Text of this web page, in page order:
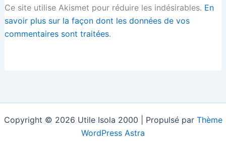
Ce site utilise Akismet pour réduire les indésirables. En
savoir plus sur la façon dont les données de vos
commentaires sont traitées.
Copyright © 2026 Utile Isola 2000 | Propulsé par Thème
WordPress Astra